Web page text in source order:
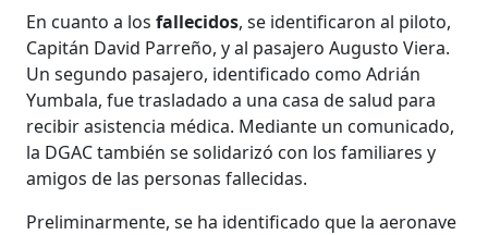
En cuanto a losfallecidos, se identificaron al piloto,
Capitán David Parreño, y al pasajero Augusto Viera.
Un segundo pasajero, identificado como Adrián
Yumbala, fue trasladado a una casa de salud para
recibir asistencia médica. Mediante un comunicado,
la DGAC también se solidarizó con los familiares y
amigos de las personas fallecidas.
Preliminarmente, se ha identificado que la aeronave